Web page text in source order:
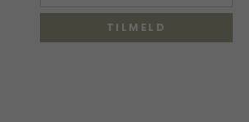
TILMELD